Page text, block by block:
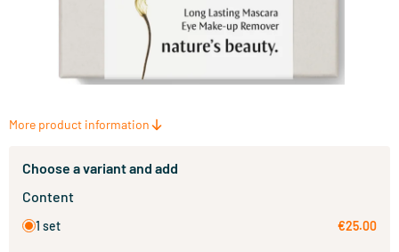
More product information
Choose a variant and add
Content
1 set €25.00